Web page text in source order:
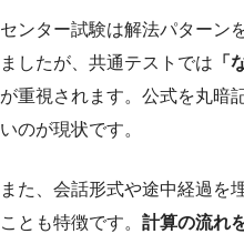
センター試験は解法パターン
ましたが、共通テストでは 「
が重視されます。公式を丸暗
いのが現状です。
また、会話形式や途中経過を
ことも特徴です。 計算の流れ